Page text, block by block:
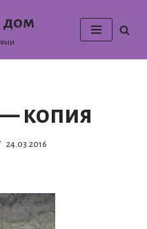
дом
— копия
24.03.2016